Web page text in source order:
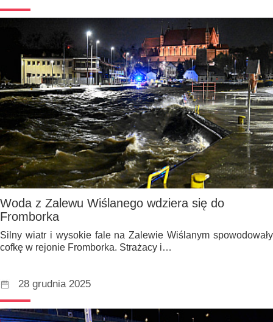
Woda z Zalewu Wiślanego wdziera się do
Fromborka
Silny wiatr i wysokie fale na Zalewie Wiślanym spowodowały
cofkę w rejonie Fromborka. Strażacy i…
28 grudnia 2025